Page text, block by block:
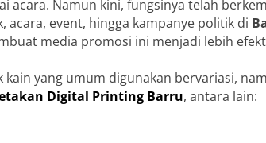
acara. Namun kini, fungsinya telah
event, hingga kampanye politik di
media promosi ini menjadi lebih
yang umum digunakan bervariasi,
Digital Printing Barru, antara lain: